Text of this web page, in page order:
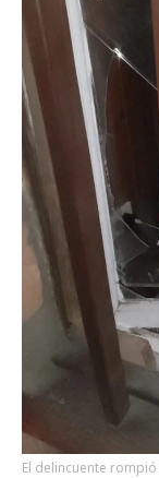
El delincuente